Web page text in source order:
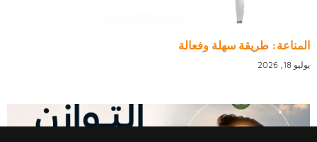
المناعة: طريقة سهلة وفعالة
يوليو 18, 2026